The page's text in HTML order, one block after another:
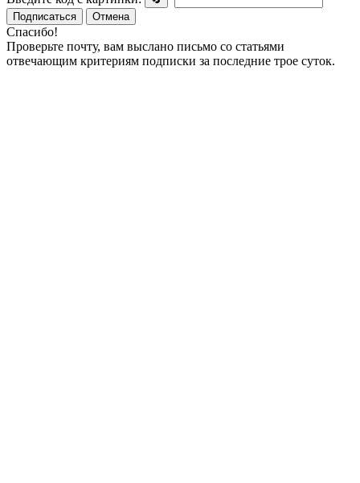
Подписаться
Отмена
Спасибо!
Проверьте почту, вам выслано письмо со статьями
отвечающим критериям подписки за последние трое суток.